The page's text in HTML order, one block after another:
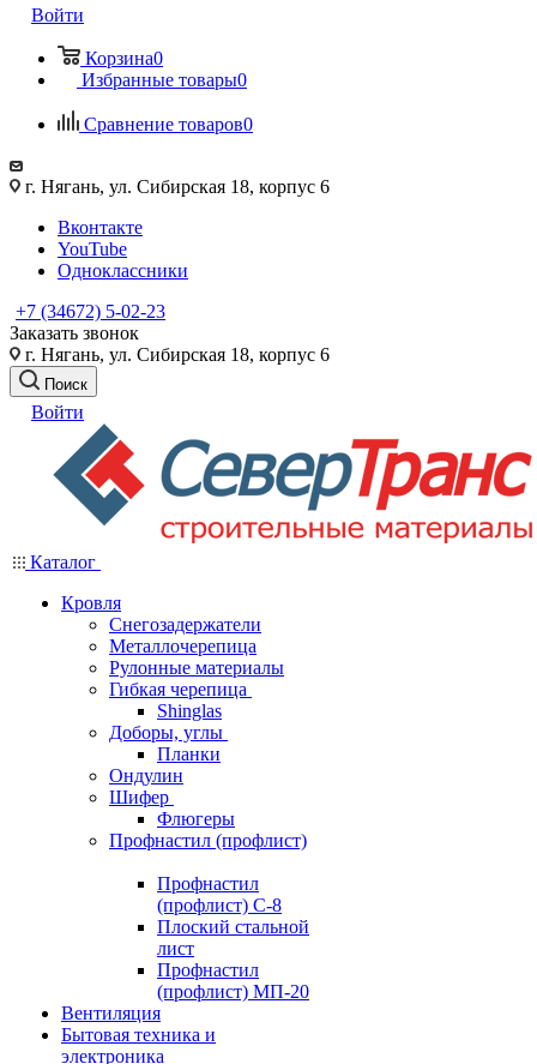
Войти
Корзина0
Избранные товары0
Сравнение товаров0
г. Нягань, ул. Сибирская 18, корпус 6
Вконтакте
YouTube
Одноклассники
+7 (34672) 5-02-23
Заказать звонок
г. Нягань, ул. Сибирская 18, корпус 6
Поиск
Войти
Каталог
Кровля
Снегозадержатели
Металлочерепица
Рулонные материалы
Гибкая черепица
Shinglas
Доборы, углы
Планки
Ондулин
Шифер
Флюгеры
Профнастил (профлист)
Профнастил
(профлист) С-8
Плоский стальной
лист
Профнастил
(профлист) МП-20
Вентиляция
Бытовая техника и
электроника